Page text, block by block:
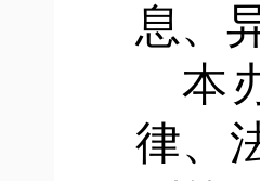
息、
本
律、